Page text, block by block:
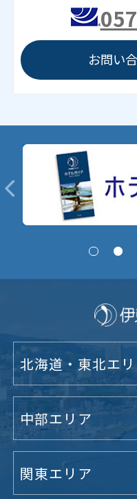
お問い
北海道・東北エ
中部エリア
関東エリア